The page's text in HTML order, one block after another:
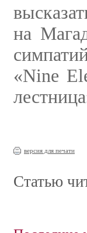
на
«Nine
версия для печати
Статью